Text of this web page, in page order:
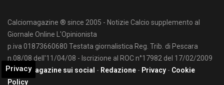
Calciomagazine ® since 2005 - Notizie Calcio supplemento al
Giornale Online L'Opinionista
p.iva 01873660680 Testata giornalistica Reg. Trib. di Pescara
n.08/08 dell'11/04/08 - Iscrizione al ROC n°17982 del 17/02/2009
Calciomagazine sui social - Redazione - Privacy - Cookie
Policy
Privacy